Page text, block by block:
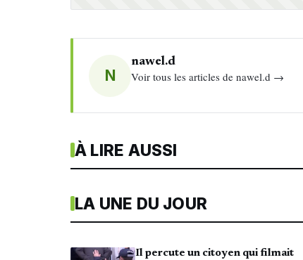
N
nawel.d
Voir tous les articles de nawel.d →
À LIRE AUSSI
LA UNE DU JOUR
Il percute un citoyen qui filmait